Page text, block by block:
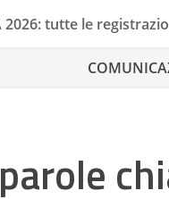
2026: tutte le